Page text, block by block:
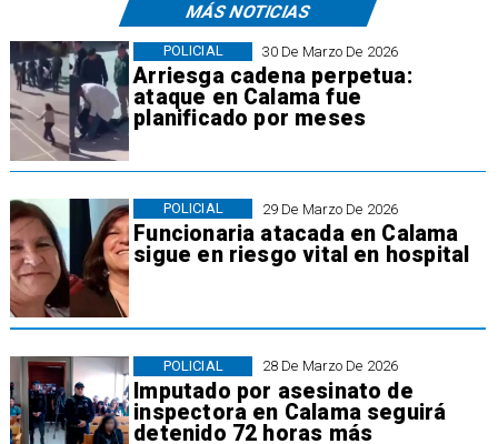
MÁS NOTICIAS
30 De Marzo De 2026
Arriesga cadena perpetua:
ataque en Calama fue
planificado por meses
POLICIAL
29 De Marzo De 2026
Funcionaria atacada en Calama
sigue en riesgo vital en hospital
POLICIAL
28 De Marzo De 2026
Imputado por asesinato de
inspectora en Calama seguirá
detenido 72 horas más
POLICIAL